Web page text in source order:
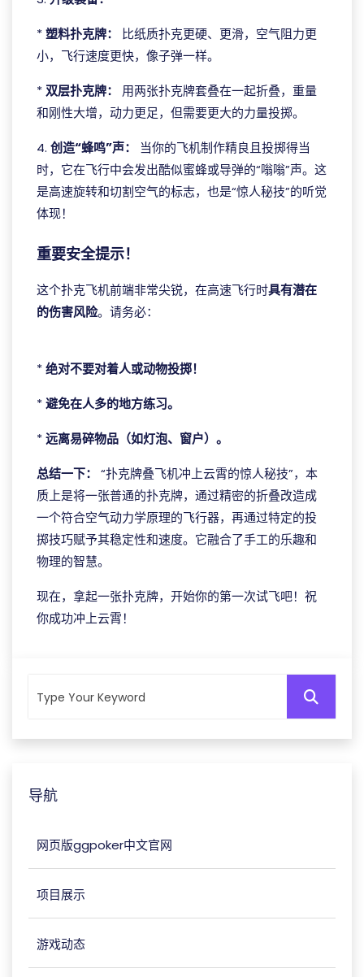
*塑料扑克牌：
比纸质扑克更硬、更滑，空气阻力更
小，飞行速度更快，像子弹一样。
* 双层扑克牌：
用两张扑克牌套叠在一起折叠，重量
和刚性大增，动力更足，但需要更大的力量投掷。
4. 创造“蜂鸣”声：
当你的飞机制作精良且投掷得当
时，它在飞行中会发出酷似蜜蜂或导弹的“嗡嗡”声。这
是高速旋转和切割空气的标志，也是“惊人秘技”的听觉
体现！
重要安全提示！
这个扑克飞机前端非常尖锐，在高速飞行时具有潜在
的伤害风险。请务必：
*绝对不要对着人或动物投掷！
*避免在人多的地方练习。
*远离易碎物品（如灯泡、窗户）。
总结一下：
“扑克牌叠飞机冲上云霄的惊人秘技”，本
质上是将一张普通的扑克牌，通过精密的折叠改造成
一个符合空气动力学原理的飞行器，再通过特定的投
掷技巧赋予其稳定性和速度。它融合了手工的乐趣和
物理的智慧。
现在，拿起一张扑克牌，开始你的第一次试飞吧！祝
你成功冲上云霄！
导航
网页版ggpoker中文官网
项目展示
游戏动态